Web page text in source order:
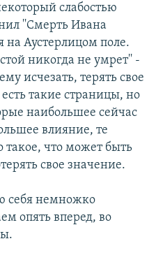
слабостью
''Смерть Ивана
Аустерлицом поле.
никогда не умрет'' -
исчезать, терять свое
такие страницы, но
наибольшее сейчас
влияние, те
такое, что может быть
свое значение.
себя немножко
опять вперед, во